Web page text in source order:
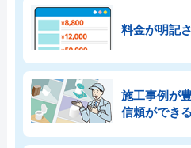
料金が明記
施工事例が
信頼ができ